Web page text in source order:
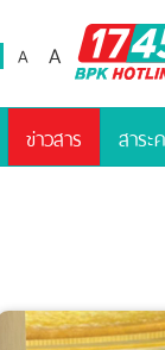
A A
ข่าวสาร สาระ